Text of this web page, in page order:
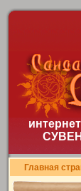
Главная